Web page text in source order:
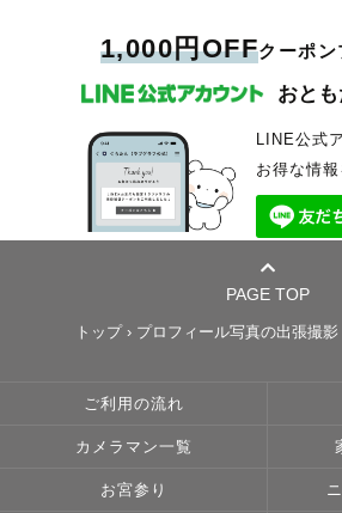
1,000円OFFクーポン
おとも
LINE公式
お得な情報
PAGE TOP
トップ › プロフィール写真の出張撮影
ご利用の流れ
カメラマン一覧
お宮参り